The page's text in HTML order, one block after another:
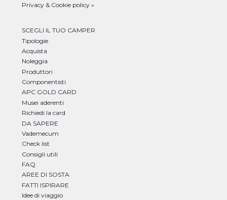
Privacy & Cookie policy »
SCEGLI IL TUO CAMPER
Tipologie
Acquista
Noleggia
Produttori
Componentisti
APC GOLD CARD
Musei aderenti
Richiedi la card
DA SAPERE
Vademecum
Check list
Consigli utili
FAQ
AREE DI SOSTA
FATTI ISPIRARE
Idee di viaggio